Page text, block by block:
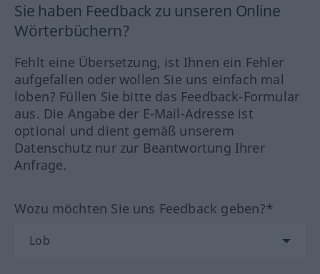
Sie haben Feedback zu unseren Online
Wörterbüchern?
Fehlt eine Übersetzung, ist Ihnen ein Fehler
aufgefallen oder wollen Sie uns einfach mal
loben? Füllen Sie bitte das Feedback-Formular
aus. Die Angabe der E-Mail-Adresse ist
optional und dient gemäß unserem
Datenschutz nur zur Beantwortung Ihrer
Anfrage.
Wozu möchten Sie uns Feedback geben?*